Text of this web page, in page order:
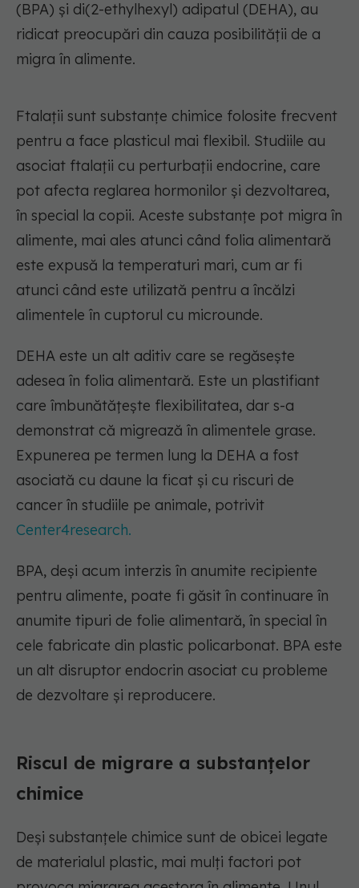
(BPA) și di(2-ethylhexyl) adipatul (DEHA), au
ridicat preocupări din cauza posibilității de a
migra în alimente.
Ftalații sunt substanțe chimice folosite frecvent
pentru a face plasticul mai flexibil. Studiile au
asociat ftalații cu perturbații endocrine, care
pot afecta reglarea hormonilor și dezvoltarea,
în special la copii. Aceste substanțe pot migra în
alimente, mai ales atunci când folia alimentară
este expusă la temperaturi mari, cum ar fi
atunci când este utilizată pentru a încălzi
alimentele în cuptorul cu microunde.
DEHA este un alt aditiv care se regăsește
adesea în folia alimentară. Este un plastifiant
care îmbunătățește flexibilitatea, dar s-a
demonstrat că migrează în alimentele grase.
Expunerea pe termen lung la DEHA a fost
asociată cu daune la ficat și cu riscuri de
cancer în studiile pe animale, potrivit
Center4research.
BPA, deși acum interzis în anumite recipiente
pentru alimente, poate fi găsit în continuare în
anumite tipuri de folie alimentară, în special în
cele fabricate din plastic policarbonat. BPA este
un alt disruptor endocrin asociat cu probleme
de dezvoltare și reproducere.
Riscul de migrare a substanțelor
chimice
Deși substanțele chimice sunt de obicei legate
de materialul plastic, mai mulți factori pot